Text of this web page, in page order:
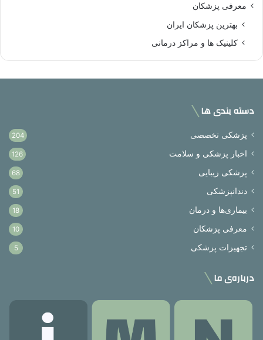
معرفی پزشکان
بهترین پزشکان ایران
کلینیک ها و مراکز درمانی
دسته بندی ها
پزشکی تخصصی 204
اخبار پزشکی و سلامت 126
پزشکی زیبایی 68
دندانپزشکی 51
بیماری‌ها و درمان 18
معرفی پزشکان 10
تجهیزات پزشکی 5
درباره‌ی ما